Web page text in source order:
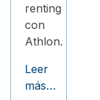
renting
con
Athlon.
Leer
más…